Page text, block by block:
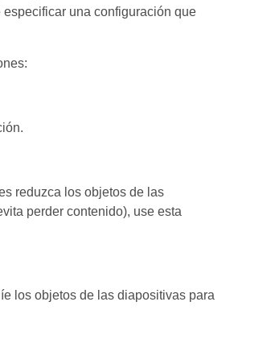
una configuración que
reduzca los objetos de las
perder contenido), use esta
los objetos de las diapositivas para